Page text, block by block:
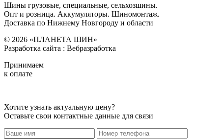
Шины грузовые, специальные, сельхозшины.
Опт и розница. Аккумуляторы. Шиномонтаж.
Доставка по Нижнему Новгороду и области
© 2026 «ПЛАНЕТА ШИН»
Разработка сайта : Вебразработка
Принимаем
к оплате
Хотите узнать актуальную цену?
Оставьте свои контактные данные для связи